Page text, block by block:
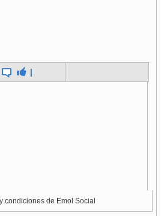
|
condiciones de Emol Social